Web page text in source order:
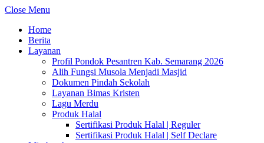
Close Menu
Home
Berita
Layanan
Profil Pondok Pesantren Kab. Semarang 2026
Alih Fungsi Musola Menjadi Masjid
Dokumen Pindah Sekolah
Layanan Bimas Kristen
Lagu Merdu
Produk Halal
Sertifikasi Produk Halal | Reguler
Sertifikasi Produk Halal | Self Declare